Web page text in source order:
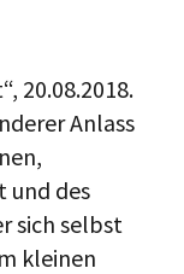
20.08.2018.
Anlass
und des
sich selbst
kleinen